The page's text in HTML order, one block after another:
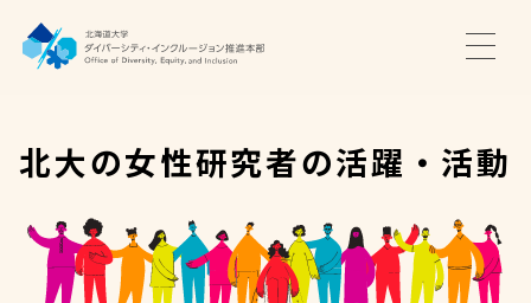
推進本部について
アクセス・お問い合わせ
北大の女性研究者の活躍・活動